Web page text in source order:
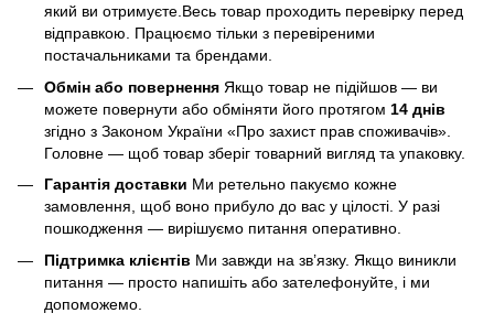
який ви отримуєте.Весь товар проходить перевірку перед
відправкою. Працюємо тільки з перевіреними
постачальниками та брендами.
Обмін або повернення Якщо товар не підійшов — ви
можете повернути або обміняти його протягом 14 днів
згідно з Законом України «Про захист прав споживачів».
Головне — щоб товар зберіг товарний вигляд та упаковку.
Гарантія доставки Ми ретельно пакуємо кожне
замовлення, щоб воно прибуло до вас у цілості. У разі
пошкодження — вирішуємо питання оперативно.
Підтримка клієнтів Ми завжди на зв’язку. Якщо виникли
питання — просто напишіть або зателефонуйте, і ми
допоможемо.